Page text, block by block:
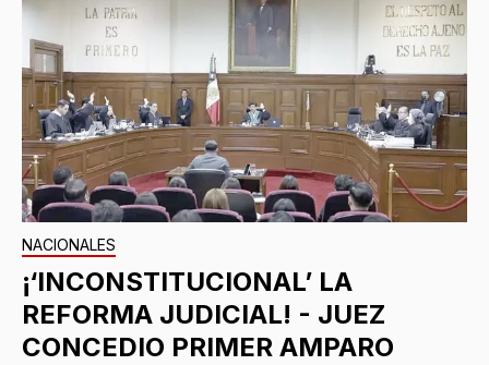
NACIONALES
¡‘INCONSTITUCIONAL’ LA
REFORMA JUDICIAL! - JUEZ
CONCEDIO PRIMER AMPARO